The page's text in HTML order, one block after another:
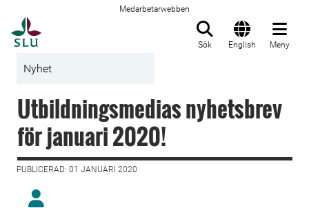
Medarbetarwebben
Sök English Meny
Nyhet
Utbildningsmedias nyhetsbrev
för januari 2020!
PUBLICERAD: 01 JANUARI 2020